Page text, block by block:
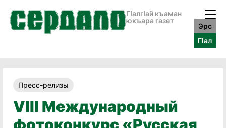
ГӀалгӀай къаман
юкъара газет
Эрс
ГӀал
Пресс-релизы
VIII Международный